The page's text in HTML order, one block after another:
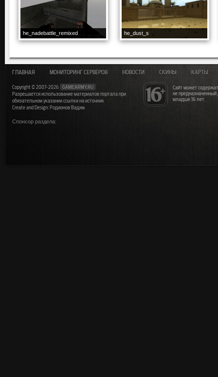
he_nadebattle_remixed he_dust_s
Сайт может
не
младше 16 лет
ГЛАВНАЯ МОНИТОРИНГ СЕРВЕРОВ НОВОСТИ СКИНЫ КАРТЫ
Copyright © 2007-2026
GAMEARMY.RU
Разрешается использование материалов портала при
обязательном указании ссылки на источник
Create and Design: Родионов Вадим
Спонсор раздела: